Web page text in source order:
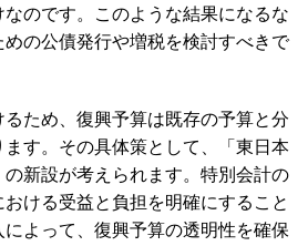
のです。このような結果になるな
の公債発行や増税を検討すべきで
ため、復興予算は既存の予算と分
す。その具体策として、「東日本
新設が考えられます。特別会計の
ける受益と負担を明確にすること
よって、復興予算の透明性を確保